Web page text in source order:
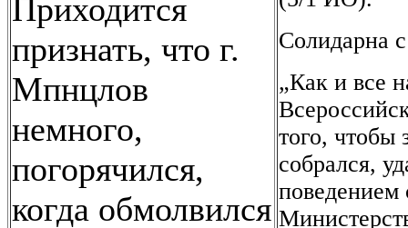
Приходится
признать, что г.
Мпнцлов
немного,
погорячился,
когда обмолвился
Солидарна
„Как и все
того, чтобы
собрался,
поведением